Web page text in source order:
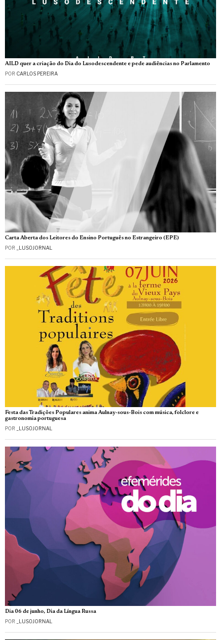
AILD quer a criação do Dia do Lusodescendente e pede audiências no Parlamento
POR CARLOS PEREIRA
Carta Aberta dos Leitores do Ensino Português no Estrangeiro (EPE)
POR _LUSOJORNAL
Festa das Tradições Populares anima Aulnay-sous-Bois com música, folclore e
gastronomia portuguesa
POR _LUSOJORNAL
Dia 06 de junho, Dia da Língua Russa
POR _LUSOJORNAL